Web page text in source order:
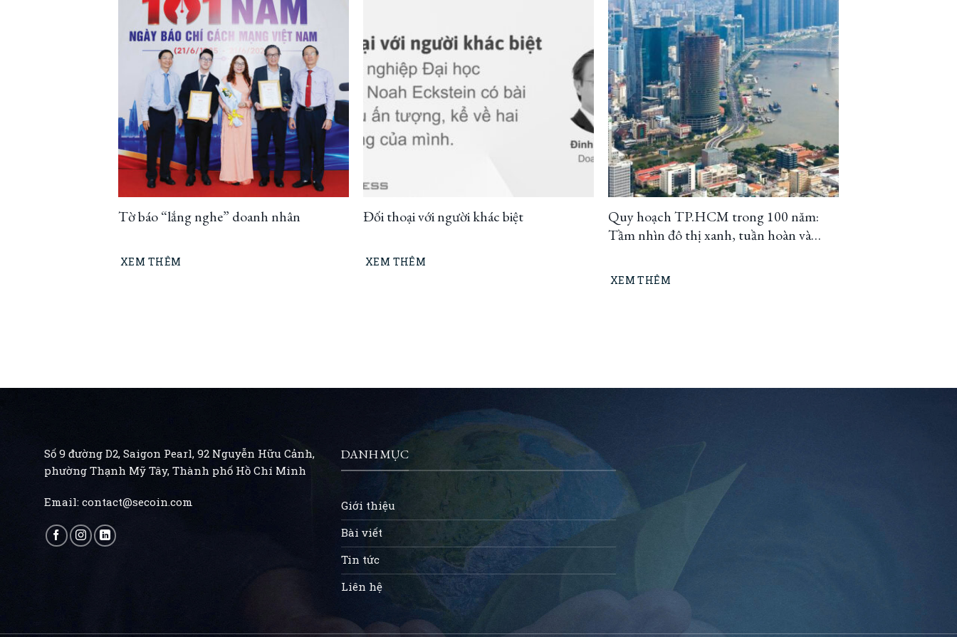
Tờ báo “lắng nghe” doanh nhân
XEM THÊM
Đối thoại với người khác biệt
XEM THÊM
Quy hoạch TP.HCM trong 100 năm:
Tầm nhìn đô thị xanh, tuần hoàn và
XEM THÊM
Số 9 đường D2, Saigon Pearl, 92 Nguyễn Hữu Cảnh,
phường Thạnh Mỹ Tây, Thành phố Hồ Chí Minh
Email: contact@secoin.com
DANH MỤC
Giới thiệu
Bài viết
Tin tức
Liên hệ